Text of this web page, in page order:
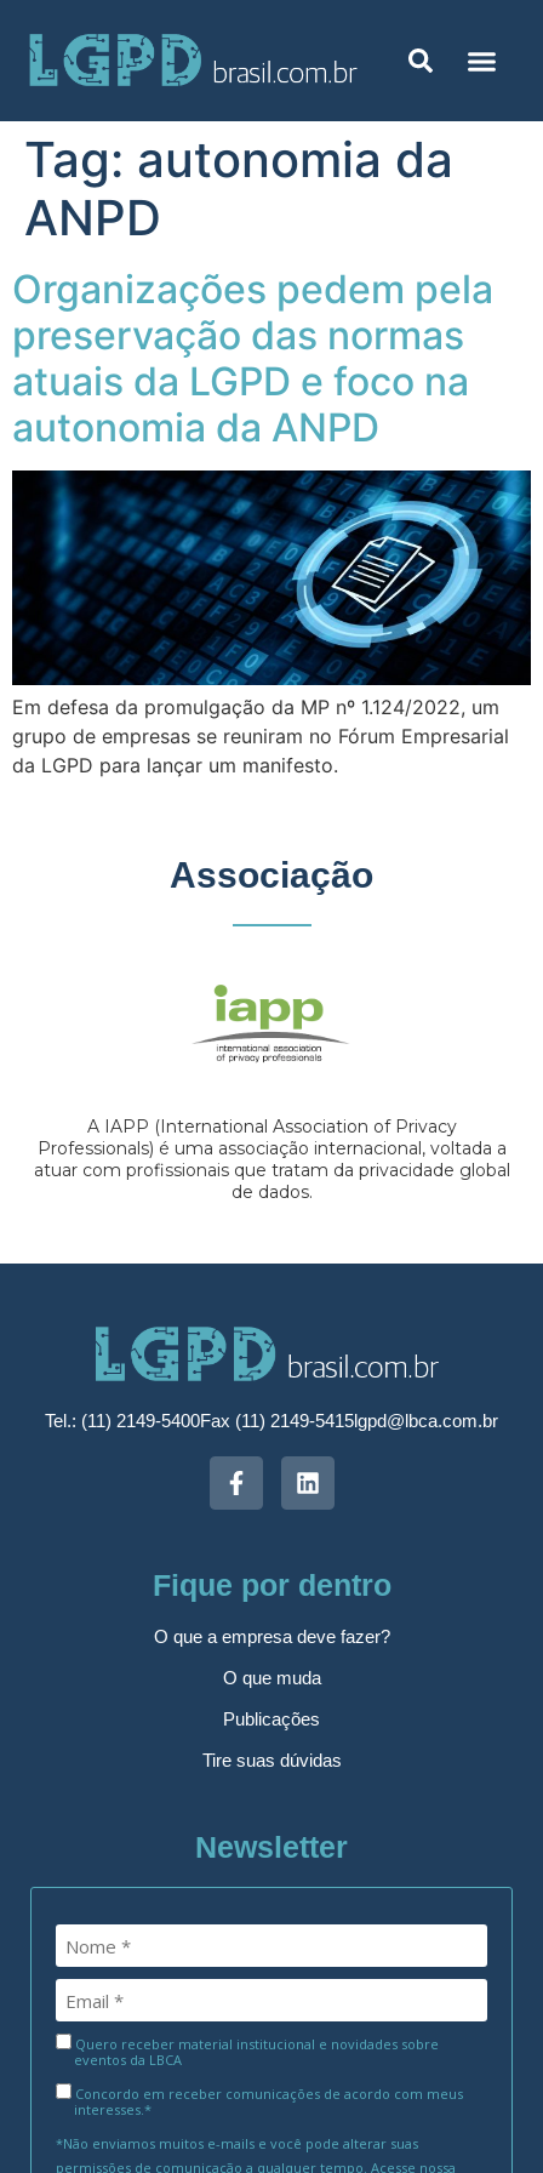
Tag: autonomia da
ANPD
Organizações pedem pela
preservação das normas
atuais da LGPD e foco na
autonomia da ANPD
Em defesa da promulgação da MP nº 1.124/2022, um
grupo de empresas se reuniram no Fórum Empresarial
da LGPD para lançar um manifesto.
Associação
A IAPP (International Association of Privacy
Professionals) é uma associação internacional, voltada a
atuar com profissionais que tratam da privacidade global
de dados.
Tel.: (11) 2149-5400Fax (11) 2149-5415lgpd@lbca.com.br
Fique por dentro
O que a empresa deve fazer?
O que muda
Publicações
Tire suas dúvidas
Newsletter
Quero receber material institucional e novidades sobre
eventos da LBCA
Concordo em receber comunicações de acordo com meus
interesses.*
*Não enviamos muitos e-mails e você pode alterar suas
permissões de comunicação a qualquer tempo. Acesse nossa